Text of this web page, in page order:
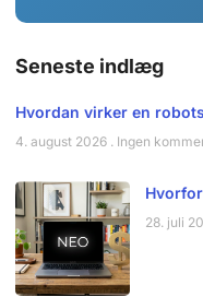
Seneste indlæg
Hvordan virker en
4. august 2026 Ingen
28. juli